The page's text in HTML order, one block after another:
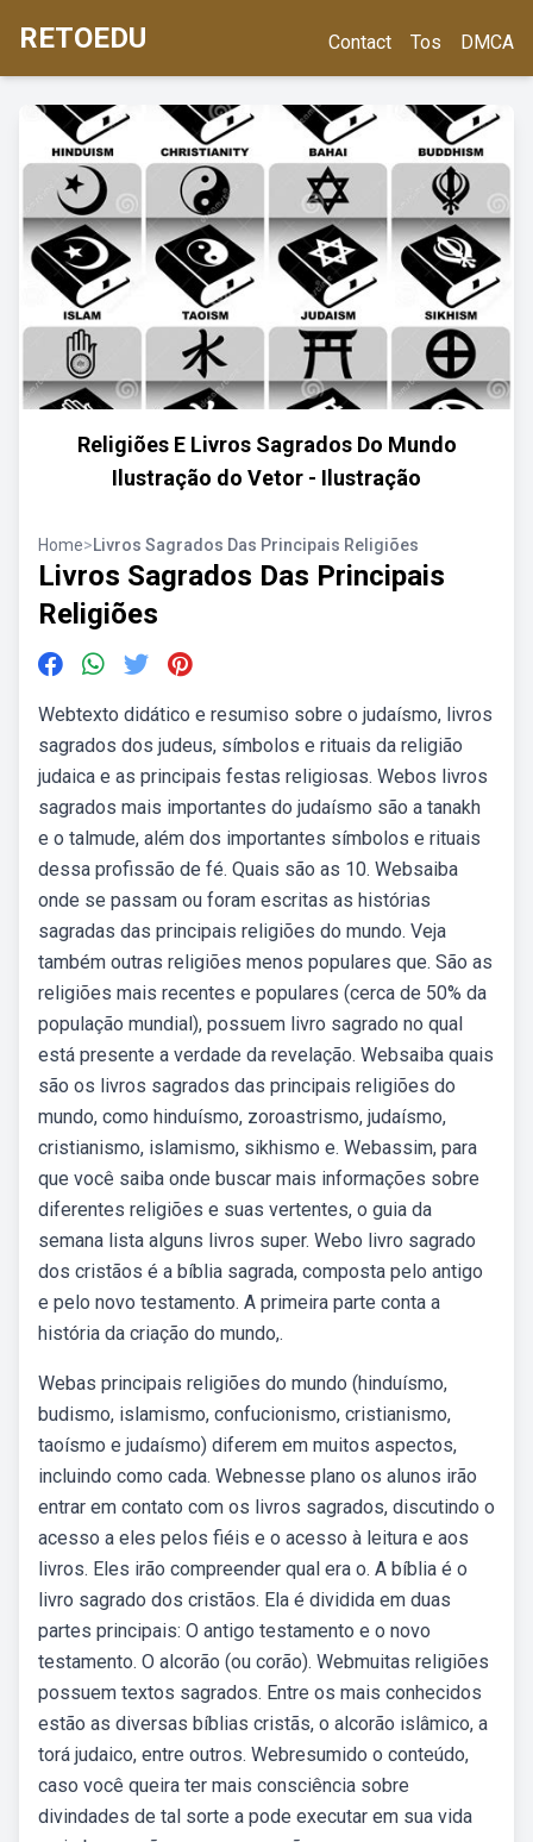
RETOEDU Contact Tos DMCA
Religiões E Livros Sagrados Do Mundo
Ilustração do Vetor - Ilustração
Home>Livros Sagrados Das Principais Religiões
Livros Sagrados Das Principais
Religiões
Webtexto didático e resumiso sobre o judaísmo, livros
sagrados dos judeus, símbolos e rituais da religião
judaica e as principais festas religiosas. Webos livros
sagrados mais importantes do judaísmo são a tanakh
e o talmude, além dos importantes símbolos e rituais
dessa profissão de fé. Quais são as 10. Websaiba
onde se passam ou foram escritas as histórias
sagradas das principais religiões do mundo. Veja
também outras religiões menos populares que. São as
religiões mais recentes e populares (cerca de 50% da
população mundial), possuem livro sagrado no qual
está presente a verdade da revelação. Websaiba quais
são os livros sagrados das principais religiões do
mundo, como hinduísmo, zoroastrismo, judaísmo,
cristianismo, islamismo, sikhismo e. Webassim, para
que você saiba onde buscar mais informações sobre
diferentes religiões e suas vertentes, o guia da
semana lista alguns livros super. Webo livro sagrado
dos cristãos é a bíblia sagrada, composta pelo antigo
e pelo novo testamento. A primeira parte conta a
história da criação do mundo,.
Webas principais religiões do mundo (hinduísmo,
budismo, islamismo, confucionismo, cristianismo,
taoísmo e judaísmo) diferem em muitos aspectos,
incluindo como cada. Webnesse plano os alunos irão
entrar em contato com os livros sagrados, discutindo o
acesso a eles pelos fiéis e o acesso à leitura e aos
livros. Eles irão compreender qual era o. A bíblia é o
livro sagrado dos cristãos. Ela é dividida em duas
partes principais: O antigo testamento e o novo
testamento. O alcorão (ou corão). Webmuitas religiões
possuem textos sagrados. Entre os mais conhecidos
estão as diversas bíblias cristãs, o alcorão islâmico, a
torá judaico, entre outros. Webresumido o conteúdo,
caso você queira ter mais consciência sobre
divindades de tal sorte a pode executar em sua vida